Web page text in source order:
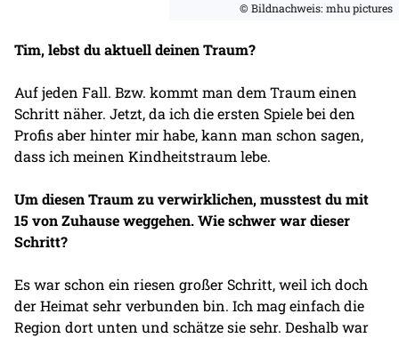
© Bildnachweis: mhu pictures
Tim, lebst du aktuell deinen Traum?
Auf jeden Fall. Bzw. kommt man dem Traum einen
Schritt näher. Jetzt, da ich die ersten Spiele bei den
Profis aber hinter mir habe, kann man schon sagen,
dass ich meinen Kindheitstraum lebe.
Um diesen Traum zu verwirklichen, musstest du mit
15 von Zuhause weggehen. Wie schwer war dieser
Schritt?
Es war schon ein riesen großer Schritt, weil ich doch
der Heimat sehr verbunden bin. Ich mag einfach die
Region dort unten und schätze sie sehr. Deshalb war